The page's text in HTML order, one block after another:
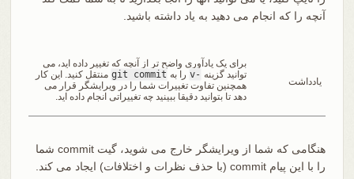
آنچه را که انجام می دهید به یاد داشته باشید.
یادداشت
برای یک یادآوری واضح تر از آنچه که تغییر داده اید، می
توانید گزینه -v را به git commit منتقل کنید. این کار
همچنین تفاوت تغییرات شما را در ویرایشگر قرار می
دهد تا بتوانید دقیقا ببینید چه تغییراتی انجام داده اید.
هنگامی که شما از ویرایشگر خارج می شوید، گیت commit شما
را با این پیام commit (با حذف نظرات و اختلافات) ایجاد می کند.